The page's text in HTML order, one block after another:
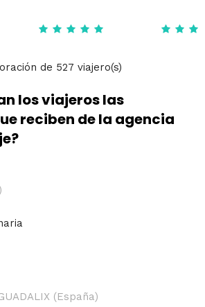
de 527 viajero(s)
los viajeros las
reciben de la agencia
(España)